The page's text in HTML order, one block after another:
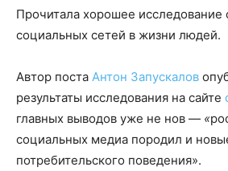
Прочитала хорошее исследование
социальных сетей в жизни людей.
Автор поста Антон Запускалов
результаты исследования на сайте
главных выводов уже не нов — «
социальных медиа породил и
потребительского поведения».